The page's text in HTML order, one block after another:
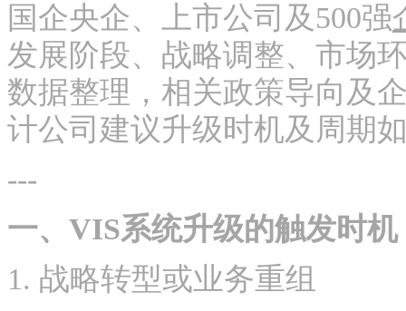
国企央企、上市公司及500强
发展阶段、战略调整、市场
数据整理，相关政策导向及
计公司建议升级时机及周期
---
一、VIS系统升级的触发时机
1. 战略转型或业务重组